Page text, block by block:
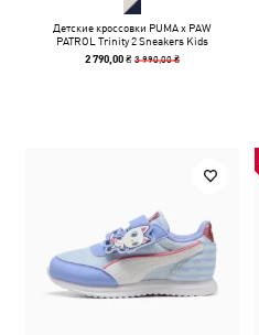
Детские кроссовки PUMA x PAW
PATROL Trinity 2 Sneakers Kids
2 790,00 ₴3 990,00 ₴